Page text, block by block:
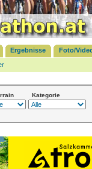
Ergebnisse Foto/
Kategorie